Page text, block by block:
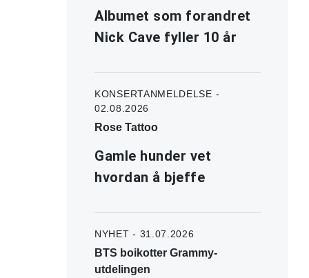
Albumet som forandret
Nick Cave fyller 10 år
KONSERTANMELDELSE -
02.08.2026
Rose Tattoo
Gamle hunder vet
hvordan å bjeffe
NYHET - 31.07.2026
BTS boikotter Grammy-
utdelingen